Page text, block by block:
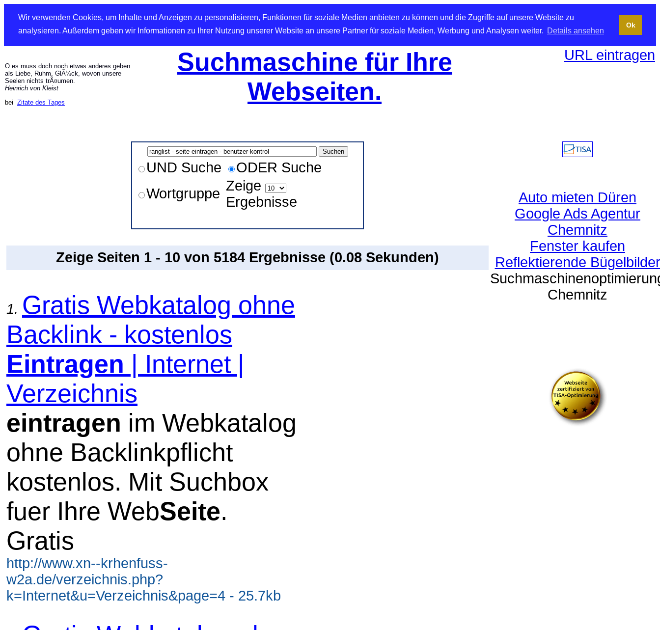
Wir verwenden Cookies, um Inhalte und Anzeigen zu personalisieren, Funktionen für soziale Medien anbieten zu können und die Zugriffe auf unsere Website zu
analysieren. Außerdem geben wir Informationen zu Ihrer Nutzung unserer Website an unsere Partner für soziale Medien, Werbung und Analysen weiter. Details ansehen
Ok
O es muss doch noch etwas anderes geben
als Liebe, Ruhm, GlÃ¼ck, wovon unsere
Seelen nichts trÃ¤umen.
Heinrich von Kleist
bei Zitate des Tages
Suchmaschine für Ihre
Webseiten.
URL eintragen
UND Suche
ODER Suche
Wortgruppe Zeige
Ergebnisse
Zeige Seiten 1 - 10 von 5184 Ergebnisse (0.08 Sekunden)
1. Gratis Webkatalog ohne
Backlink - kostenlos
Eintragen | Internet |
Verzeichnis
eintragen im Webkatalog
ohne Backlinkpflicht
kostenlos. Mit Suchbox
fuer Ihre WebSeite.
Gratis
http://www.xn--krhenfuss-
w2a.de/verzeichnis.php?
k=Internet&u=Verzeichnis&page=4 - 25.7kb
Auto mieten Düren
Google Ads Agentur
Chemnitz
Fenster kaufen
Reflektierende Bügelbilder
Chemnitz